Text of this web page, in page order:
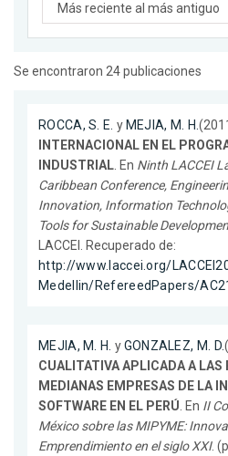
Se encontraron 24 publicaciones
ROCCA, S. E. y MEJIA, M. H.
INTERNACIONAL EN EL
INDUSTRIAL. En Ninth LACCEI
Caribbean Conference,
Innovation, Information
Tools for Sustainable
LACCEI. Recuperado de:
http://www.laccei.org/
Medellin/RefereedPapers/
MEJIA, M. H. yGONZALEZ, M. D.
CUALITATIVA APLICADA A LAS
MEDIANAS EMPRESAS DE LA
SOFTWARE EN EL PERÚ. En II
México sobre las MIPYME:
Emprendimiento en el siglo XXI.